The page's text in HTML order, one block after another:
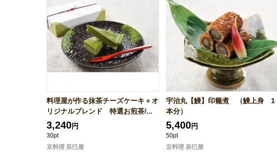
料理屋が作る抹茶チーズケーキ＋オ
リジナルブレンド 特選お煎茶/...
3,240円
30pt
京料理 辰巳屋
宇治丸【鰻】印籠煮 （鰻上身 1
本分）
5,400円
50pt
京料理 辰巳屋